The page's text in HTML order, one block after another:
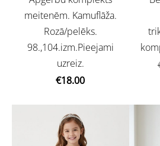
meitenēm. Kamuflāža.
Rozā/pelēks.
98.,104.izm.Pieejami
uzreiz.
€18.00